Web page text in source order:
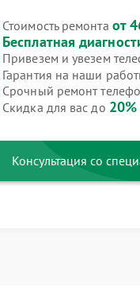
Стоимость ремонта от
Бесплатная
Привезем и увезем
Гарантия на наши
Срочный ремонт
Скидка для вас до 20%
Консультация со